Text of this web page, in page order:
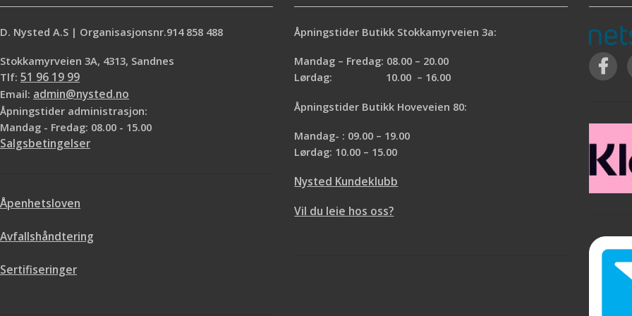
D. Nysted A.S | Organisasjonsnr.914 858 488
Stokkamyrveien 3A, 4313, Sandnes
Tlf: 51 96 19 99
Email: admin@nysted.no
Åpningstider administrasjon:
Mandag - Fredag: 08.00 - 15.00
Salgsbetingelser
Åpenhetsloven
Avfallshåndtering
Sertifiseringer
Åpningstider Butikk Stokkamyrveien 3a:
Mandag – Fredag: 08.00 – 20.00
Lørdag: 10.00 – 16.00
Åpningstider Butikk Hoveveien 80:
Mandag- : 09.00 – 19.00
Lørdag: 10.00 – 15.00
Nysted Kundeklubb
Vil du leie hos oss?